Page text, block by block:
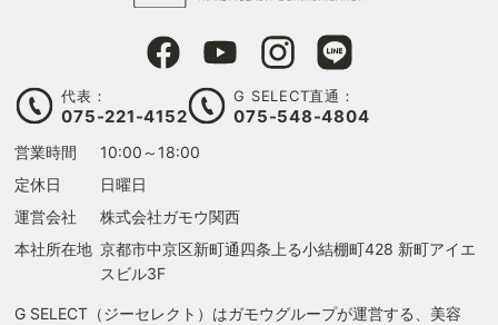
代表：
075-221-4152
G SELECT直通：
075-548-4804
営業時間
10:00～18:00
定休日
日曜日
運営会社
株式会社ガモウ関西
本社所在地 京都市中京区新町通四条上る小結棚町428 新町アイエ
スビル3F
G SELECT（ジーセレクト）はガモウグループが運営する、美容